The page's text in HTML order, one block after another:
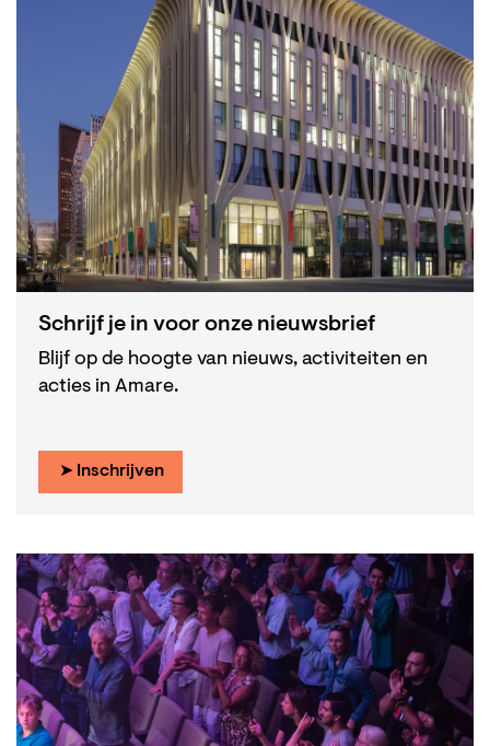
Schrijf je in voor onze nieuwsbrief
Blijf op de hoogte van nieuws, activiteiten en
acties in Amare.
➤ Inschrijven